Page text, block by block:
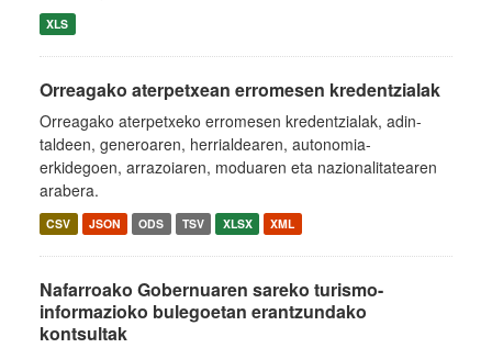
XLS
Orreagako aterpetxean erromesen kredentzialak
Orreagako aterpetxeko erromesen kredentzialak, adin-
taldeen, generoaren, herrialdearen, autonomia-
erkidegoen, arrazoiaren, moduaren eta nazionalitatearen
arabera.
CSV JSON ODS TSV XLSX XML
Nafarroako Gobernuaren sareko turismo-
informazioko bulegoetan erantzundako
kontsultak